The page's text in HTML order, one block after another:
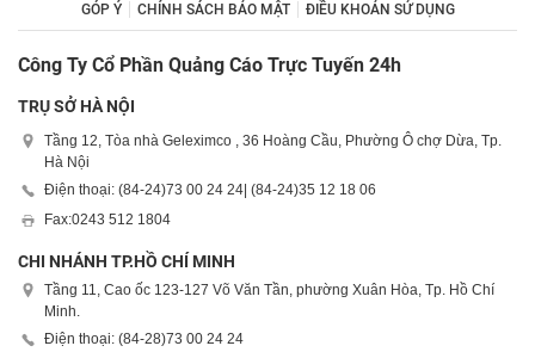
GÓP Ý CHÍNH SÁCH BẢO MẬT ĐIỀU KHOẢN SỬ DỤNG
Công Ty Cổ Phần Quảng Cáo Trực Tuyến 24h
TRỤ SỞ HÀ NỘI
Tầng 12, Tòa nhà Geleximco , 36 Hoàng Cầu, Phường Ô chợ Dừa, Tp.
Hà Nội
Điện thoại: (84-24)73 00 24 24 | (84-24)35 12 18 06
Fax:0243 512 1804
CHI NHÁNH TP.HỒ CHÍ MINH
Tầng 11, Cao ốc 123-127 Võ Văn Tần, phường Xuân Hòa, Tp. Hồ Chí
Minh.
Điện thoại: (84-28)73 00 24 24